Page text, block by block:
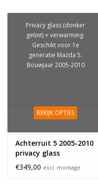
Privacy glass (donker
getint) + verwarming.
Geschikt voor 1e
generatie Mazda 5.
Bouwjaar 2005-2010
BEKIJK OPTIES
Achterruit 5 2005-2010
privacy glass
€349,00 excl. montage